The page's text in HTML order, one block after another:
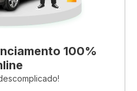
100%